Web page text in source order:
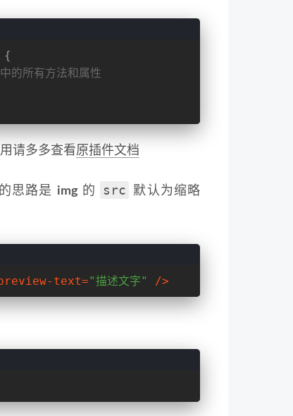
{
所有方法和属性
请多多查看原插件文档
思路是 img的 src 默认为缩略
text="描述文字" />